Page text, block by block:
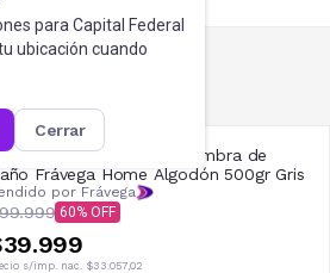
para Capital Federal
ubicación cuando
cerrar
de Toallas x4 + Alfombra de
Frávega Home Algodón 500gr Gris
por Frávega
60
s/imp. nac. $33.057,02